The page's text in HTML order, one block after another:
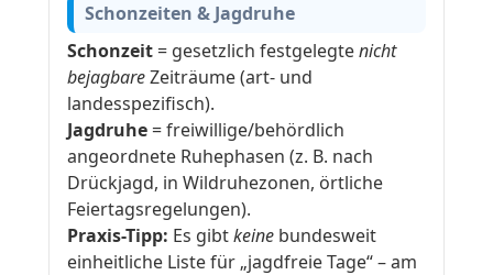
Schonzeiten & Jagdruhe
Schonzeit = gesetzlich festgelegtenicht
bejagbareZeiträume (art- und
landesspezifisch).
Jagdruhe = freiwillige/behördlich
angeordnete Ruhephasen (z. B. nach
Drückjagd, in Wildruhezonen, örtliche
Feiertagsregelungen).
Praxis-Tipp: Es gibtkeine bundesweit
einheitliche Liste für „jagdfreie Tage“ – am